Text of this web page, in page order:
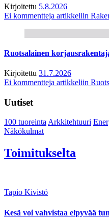
Kirjoitettu 5.8.2026
Ei kommentteja artikkeliin
Ruotsalainen
Kirjoitettu 31.7.2026
Ei kommentteja artikkeliin
Uutiset
100 tuoreintaArkkitehtuuri
Näkökulmat
Toimitukselta
Tapio Kivistö
Kesä voi vahvistaa elpyvää